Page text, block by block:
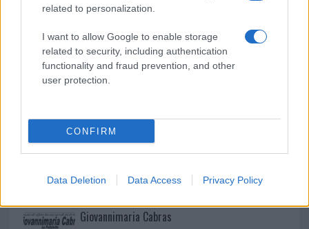
related to personalization.
I want to allow Google to enable storage
related to security, including authentication
functionality and fraud prevention, and other
user protection.
CONFIRM
Data Deletion Data Access Privacy Policy
I nostri cari
I nostri cari
Giovannimaria Cabras